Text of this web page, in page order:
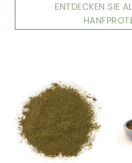
ENTDECKEN SIE